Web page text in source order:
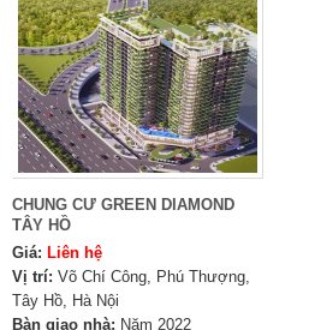
CHUNG CƯ GREEN DIAMOND
TÂY HỒ
Giá: Liên hệ
Vị trí: Võ Chí Công, Phú Thượng,
Tây Hồ, Hà Nội
Bàn giao nhà: Năm 2022